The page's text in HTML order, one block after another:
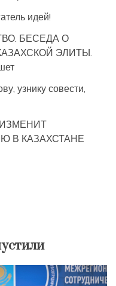
идей!
БЕСЕДА О
ЭЛИТЫ.
узнику совести,
В КАЗАХСТАНЕ